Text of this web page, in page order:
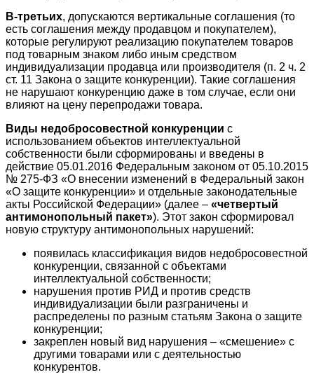
В-третьих, допускаются вертикальные соглашения (то
есть соглашения между продавцом и покупателем),
которые регулируют реализацию покупателем товаров
под товарным знаком либо иным средством
индивидуализации продавца или производителя (п. 2 ч. 2
ст. 11 Закона о защите конкуренции). Такие соглашения
не нарушают конкуренцию даже в том случае, если они
влияют на цену перепродажи товара.
Виды недобросовестной конкуренции с
использованием объектов интеллектуальной
собственности были сформированы и введены в
действие 05.01.2016 Федеральным законом от 05.10.2015
№ 275-ФЗ «О внесении изменений в Федеральный закон
«О защите конкуренции» и отдельные законодательные
акты Российской Федерации» (далее – «четвертый
антимонопольный пакет»). Этот закон сформировал
новую структуру антимонопольных нарушений:
появилась классификация видов недобросовестной
конкуренции, связанной с объектами
интеллектуальной собственности;
нарушения против РИД и против средств
индивидуализации были разграничены и
распределены по разным статьям Закона о защите
конкуренции;
закреплен новый вид нарушения – «смешение» с
другими товарами или с деятельностью
конкурентов.